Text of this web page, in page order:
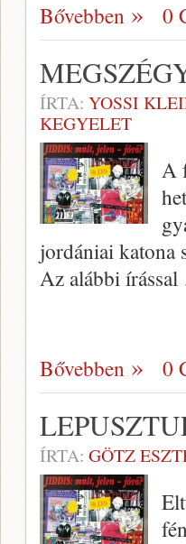
Bővebben 0
ÍRTA: YOSSI
KEGYELET
A
jordániai katona
Az alábbi írással
Bővebben 0
ÍRTA: GÖTZ